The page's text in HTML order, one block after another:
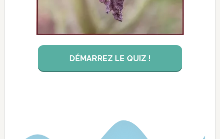
DÉMARREZ LE QUIZ !